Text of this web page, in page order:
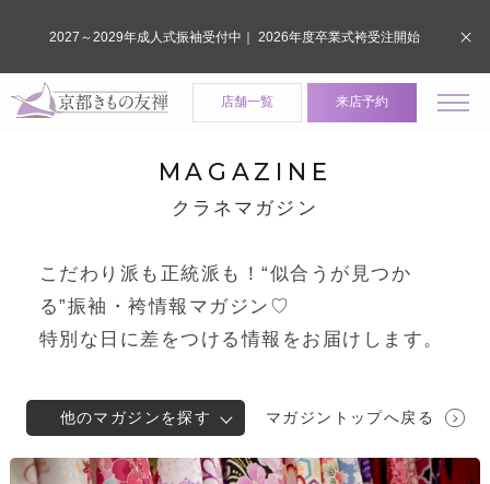
店舗一覧 来店予約
MAGAZINE
クラネマガジン
こだわり派も正統派も！“似合うが見つか
る”振袖・袴情報マガジン♡
特別な日に差をつける情報をお届けします。
他のマガジンを探す マガジントップへ戻る
2027～2029年成人式振袖受付中｜ 2026年度卒業式袴受注開始